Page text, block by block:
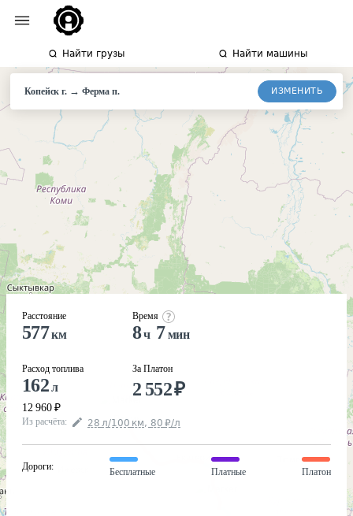
Найти грузы Найти машины
Копейск г. → Фермап. ИЗМЕНИТЬ
Расстояние
577км
Расход топлива
162л
12 960 ₽
Время
8ч 7мин
За Платон
2 552₽
Из расчёта: 28 л/100 км, 80 ₽/л
Дороги:
Бесплатные Платные Платон